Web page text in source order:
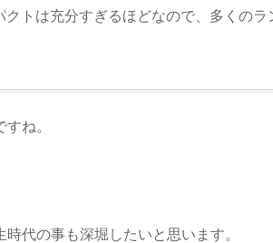
トは充分すぎるほどなので、多くのラ
ね。
代の事も深堀したいと思います。